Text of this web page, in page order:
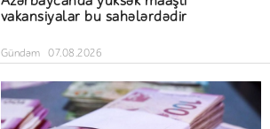
vakansiyalar bu sahələrdədir
Gündəm 07.08.2026